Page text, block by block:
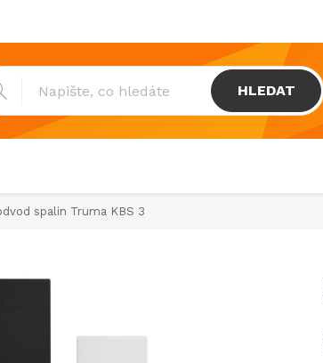
platba
HLEDAT
spalin Truma KBS 3